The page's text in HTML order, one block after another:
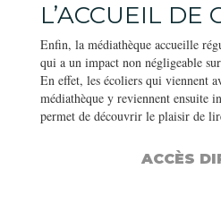
L’ACCUEIL DE
Enfin, la médiathèque accueille
qui a un impact non négligeable
En effet, les écoliers qui viennent
médiathèque y reviennent ensuite
permet de découvrir le plaisir de
ACCÈS